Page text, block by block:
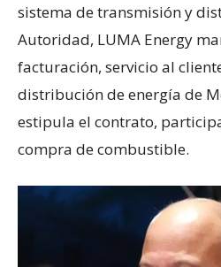
sistema de transmisión y
Autoridad, LUMA Energy
facturación, servicio al
distribución de energía de
estipula el contrato,
compra de combustible.